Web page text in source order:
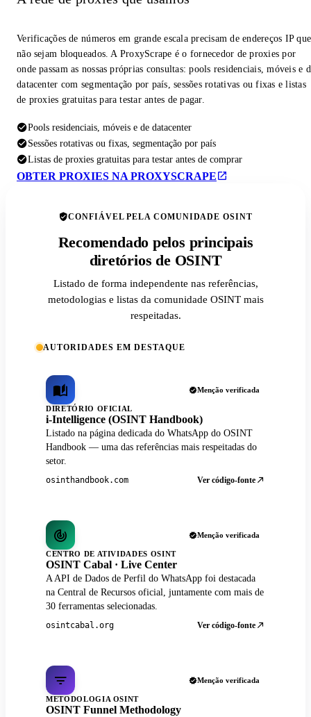
Verificações de números em grande escala precisam de endereços IP que
não sejam bloqueados. A ProxyScrape é o fornecedor de proxies por
onde passam as nossas próprias consultas: pools residenciais, móveis e
datacenter com segmentação por país, sessões rotativas ou fixas e listas
de proxies gratuitas para testar antes de pagar.
Pools residenciais, móveis e de datacenter
Sessões rotativas ou fixas, segmentação por país
Listas de proxies gratuitas para testar antes de comprar
OBTER PROXIES NA PROXYSCRAPE
CONFIÁVEL PELA COMUNIDADE OSINT
Recomendado pelos principais
diretórios de OSINT
Listado de forma independente nas referências,
metodologias e listas da comunidade OSINT mais
respeitadas.
AUTORIDADES EM DESTAQUE
Menção verificada
DIRETÓRIO OFICIAL
i-Intelligence (OSINT Handbook)
Listado na página dedicada do WhatsApp do OSINT
Handbook — uma das referências mais respeitadas do
setor.
osinthandbook.com Ver código-fonte
Menção verificada
CENTRO DE ATIVIDADES OSINT
OSINT Cabal · Live Center
A API de Dados de Perfil do WhatsApp foi destacada
na Central de Recursos oficial, juntamente com mais de
30 ferramentas selecionadas.
osintcabal.org Ver código-fonte
Menção verificada
METODOLOGIA OSINT
OSINT Funnel Methodology